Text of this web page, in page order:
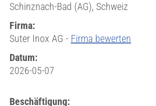
Schinznach-Bad (AG), Schweiz
Firma:
Suter Inox AG - Firma bewerten
Datum:
2026-05-07
Beschäftigung: